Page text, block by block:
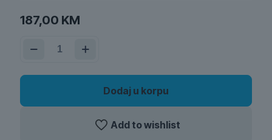
187,00 KM
4
Dodaj u korpu
Add to wishlist